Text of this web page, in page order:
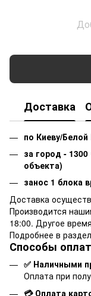
Доставка
по Киеву/
за город - 1300
объекта)
занос 1 блока
Доставка
Производится
18:00. Другое
Подробнее в
Способы
✅ Наличными
Оплата при
💳 Оплата